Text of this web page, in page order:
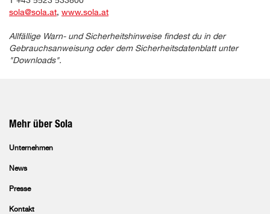
sola@sola.at, www.sola.at
Allfällige Warn- und Sicherheitshinweise findest du in der
Gebrauchsanweisung oder dem Sicherheitsdatenblatt unter
"Downloads".
Mehr über Sola
Unternehmen
News
Presse
Kontakt